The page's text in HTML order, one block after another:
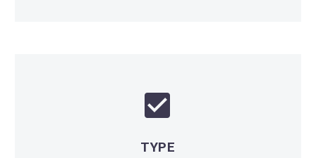


TYPE